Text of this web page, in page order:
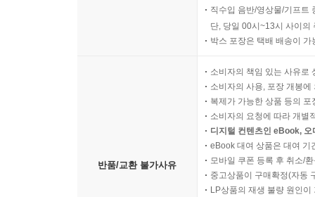
직수입 음반/영상물/기프트
단, 당일 00시~13시 사이의
박스 포장은 택배 배송이
반품/교환 불가사유
소비자의 책임 있는 사유로
소비자의 사용, 포장 개봉
복제가 가능한 상품 등의
소비자의 요청에 따라 개별
디지털 컨텐츠인 eBook,
eBook 대여 상품은 대여 기
모바일 쿠폰 등록 후 취소/
중고상품이 구매확정(자동
LP상품의 재생 불량 원인